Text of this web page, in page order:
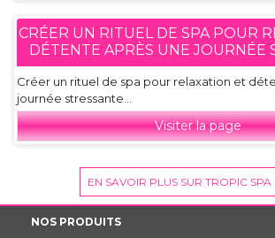
CRÉER UN RITUEL DE SPA POUR
DÉTENTE APRÈS UNE JOURNÉE
Créer un rituel de spa pour relaxation et
journée stressante...
Visiter la page
EN SAVOIR PLUS SUR TROPIC SPA
NOS PRODUITS